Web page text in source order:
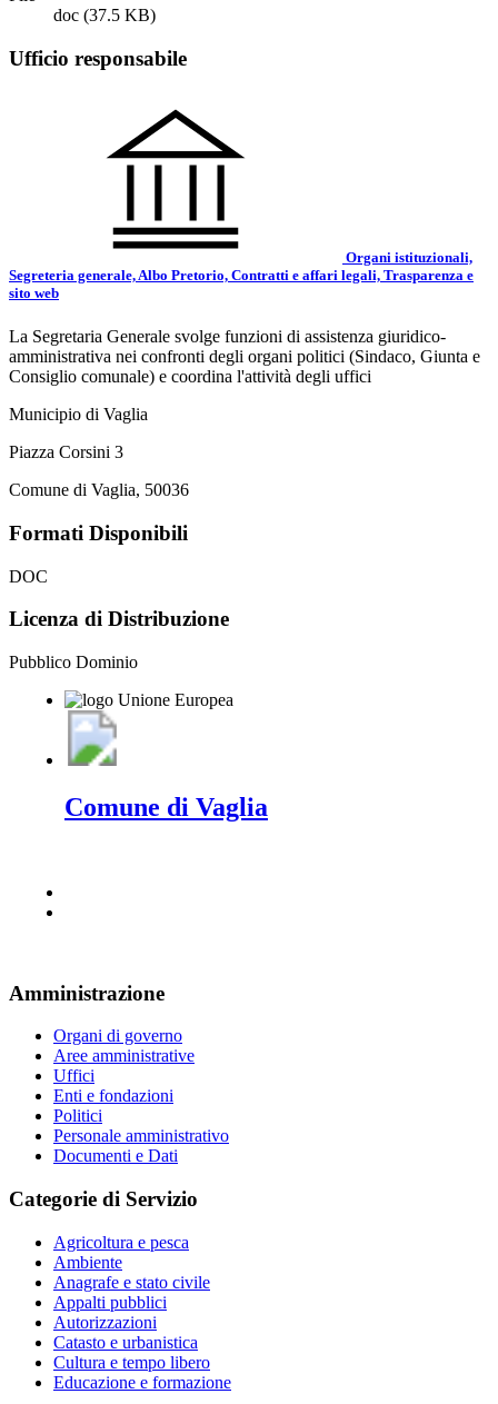
doc (37.5 KB)
Ufficio responsabile
Organi istituzionali,
Segreteria generale, Albo Pretorio, Contratti e affari legali, Trasparenza e
sito web
La Segretaria Generale svolge funzioni di assistenza giuridico-
amministrativa nei confronti degli organi politici (Sindaco, Giunta e
Consiglio comunale) e coordina l'attività degli uffici
Municipio di Vaglia
Piazza Corsini 3
Comune di Vaglia, 50036
Formati Disponibili
DOC
Licenza di Distribuzione
Pubblico Dominio
Comune di Vaglia
Amministrazione
Organi di governo
Aree amministrative
Uffici
Enti e fondazioni
Politici
Personale amministrativo
Documenti e Dati
Categorie di Servizio
Agricoltura e pesca
Ambiente
Anagrafe e stato civile
Appalti pubblici
Autorizzazioni
Catasto e urbanistica
Cultura e tempo libero
Educazione e formazione